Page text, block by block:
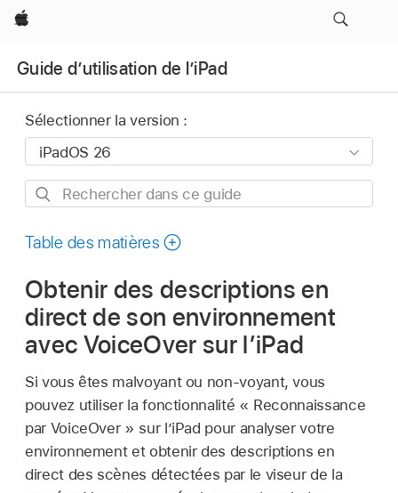
Apple
Guide d’utilisation de l’iPad
Sélectionner la version :
Rechercher
ce
Table des matières
Obtenir des descriptions en
direct de son environnement
avec VoiceOver sur l’iPad
Si vous êtes malvoyant ou non-voyant, vous
pouvez utiliser la fonctionnalité « Reconnaissance
par VoiceOver » sur l’iPad pour analyser votre
environnement et obtenir des descriptions en
direct des scènes détectées par le viseur de la